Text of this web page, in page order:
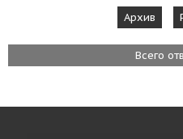
Архив
Всего